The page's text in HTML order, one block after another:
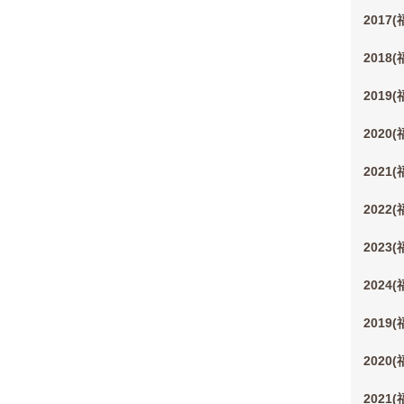
2017(
2018(
2019(
2020(
2021(
2022(
2023(
2024(
2019(
2020(
2021(